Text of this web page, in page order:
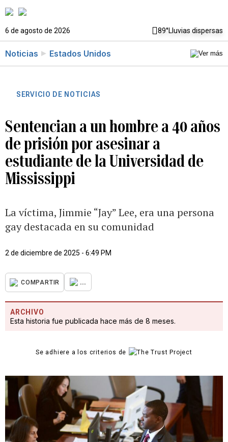
6 de agosto de 2026 89°Lluvias dispersas
Noticias Estados Unidos
SERVICIO DE NOTICIAS
Sentencian a un hombre a 40 años
de prisión por asesinar a
estudiante de la Universidad de
Mississippi
La víctima, Jimmie “Jay” Lee, era una persona
gay destacada en su comunidad
2 de diciembre de 2025 - 6:49 PM
COMPARTIR ...
ARCHIVO
Esta historia fue publicada hace más de 8 meses.
Se adhiere a los criterios de